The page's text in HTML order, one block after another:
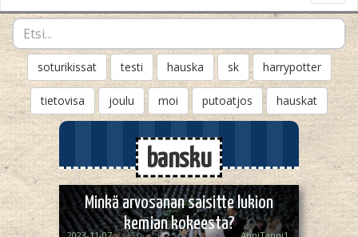
soturikissat testi hauska sk harrypotter
tietovisa joulu moi putoatjos hauskat
bansku
Minkä arvosanan saisitte lukion
kemian kokeesta?